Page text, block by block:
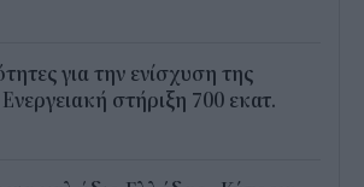
για την ενίσχυση της
στήριξη 700 εκατ.